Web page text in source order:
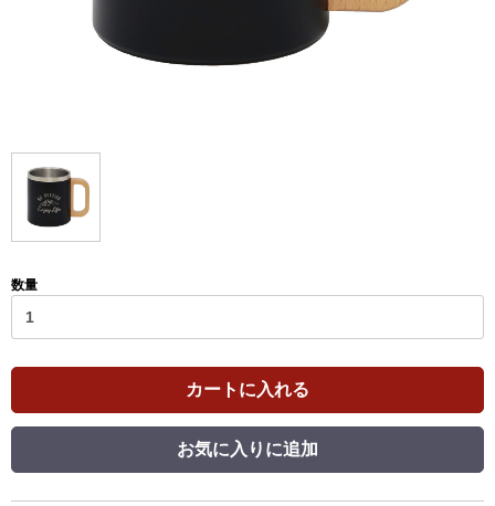
数量
カートに入れる
お気に入りに追加